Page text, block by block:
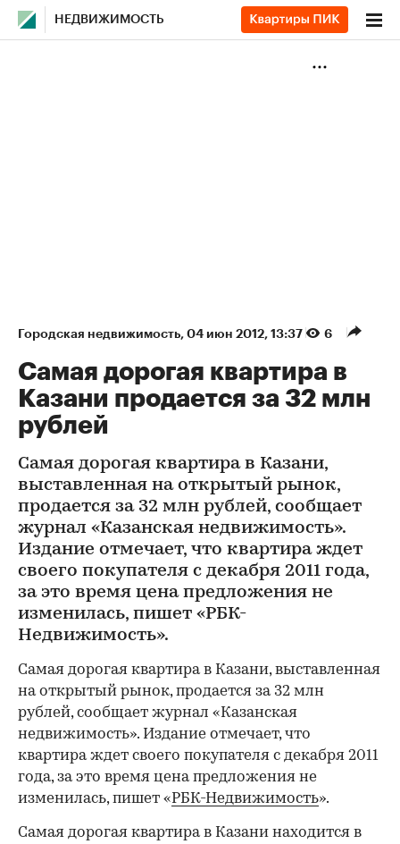
НЕДВИЖИМОСТЬ
Городская недвижимость⁠, 04 июн 2012, 13:37 6
Самая дорогая квартира в
Казани продается за 32 млн
рублей
Самая дорогая квартира в Казани,
выставленная на открытый рынок,
продается за 32 млн рублей, сообщает
журнал «Казанская недвижимость».
Издание отмечает, что квартира ждет
своего покупателя с декабря 2011 года,
за это время цена предложения не
изменилась, пишет «РБК-
Недвижимость».
Самая дорогая квартира в Казани, выставленная
на открытый рынок, продается за 32 млн
рублей, сообщает журнал «Казанская
недвижимость». Издание отмечает, что
квартира ждет своего покупателя с декабря 2011
года, за это время цена предложения не
изменилась, пишет «РБК-Недвижимость».
Самая дорогая квартира в Казани находится в